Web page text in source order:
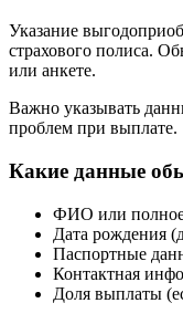
Указание
страхового полиса.
или анкете.
Важно указывать
проблем при выплате.
Какие данные
ФИО или полное
Дата рождения
Паспортные
Контактная
Доля выплаты